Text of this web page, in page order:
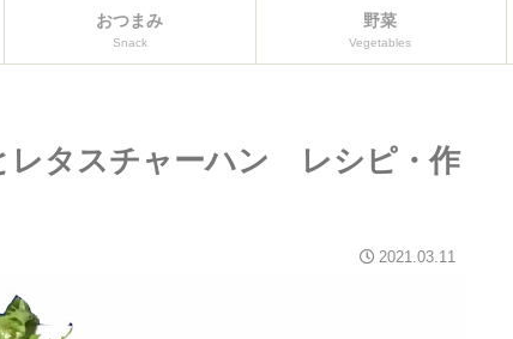
おつまみ
Snack
野菜
Vegetables
レタスチャーハン レシピ・作
2021.03.11